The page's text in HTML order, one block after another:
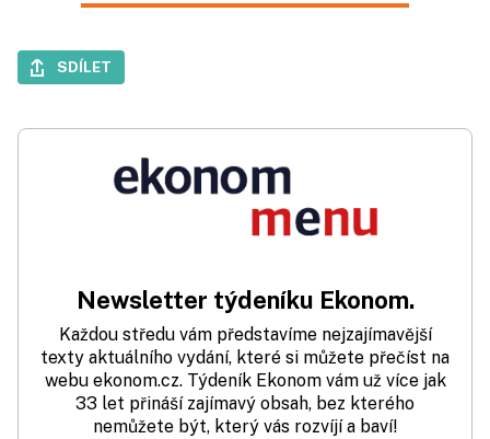
SDÍLET
Newsletter týdeníku Ekonom.
Každou středu vám představíme nejzajímavější
texty aktuálního vydání, které si můžete přečíst na
webu ekonom.cz. Týdeník Ekonom vám už více jak
33 let přináší zajímavý obsah, bez kterého
nemůžete být, který vás rozvíjí a baví!